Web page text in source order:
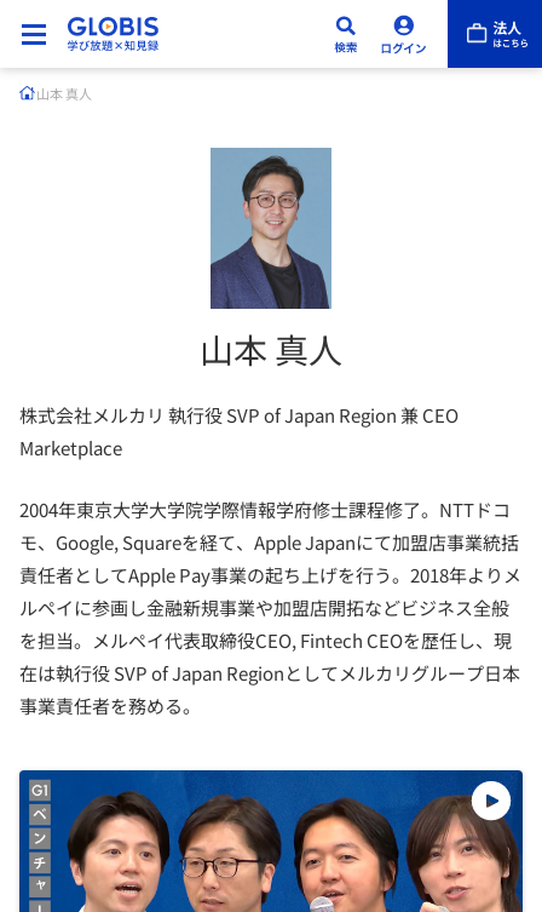
山本 真人
山本 真人
株式会社メルカリ 執行役 SVP of Japan Region 兼 CEO
Marketplace
2004年東京大学大学院学際情報学府修士課程修了。NTTドコ
モ、Google, Squareを経て、Apple Japanにて加盟店事業統括
責任者としてApple Pay事業の起ち上げを行う。2018年よりメ
ルペイに参画し金融新規事業や加盟店開拓などビジネス全般
を担当。メルペイ代表取締役CEO, Fintech CEOを歴任し、現
在は執行役 SVP of Japan Regionとしてメルカリグループ日本
事業責任者を務める。